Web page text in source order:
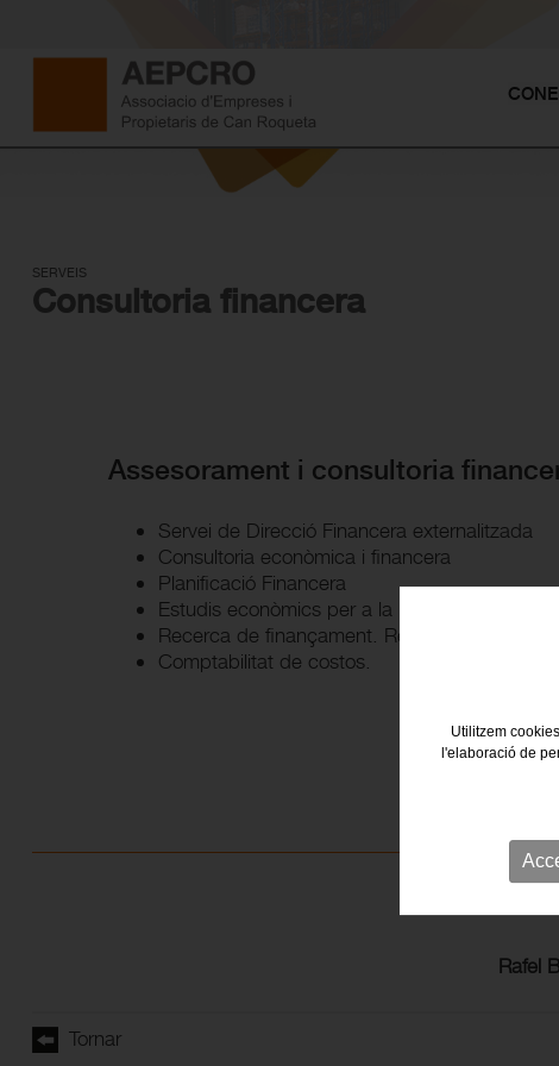
SERVEIS
Consultoria financera
Assesorament i consultoria
Servei de Direcció Financera externalitzada
Consultoria econòmica i financera
Planificació Financera
Estudis econòmics per a la millora de la
Recerca de finançament. Reestructuració de
Comptabilitat de costos.
Tornar
Utilitzem
l'elaboració de